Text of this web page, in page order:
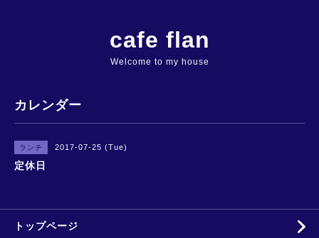
cafe flan
Welcome to my house
カレンダー
ランチ 2017-07-25 (Tue)
定休日
トップページ